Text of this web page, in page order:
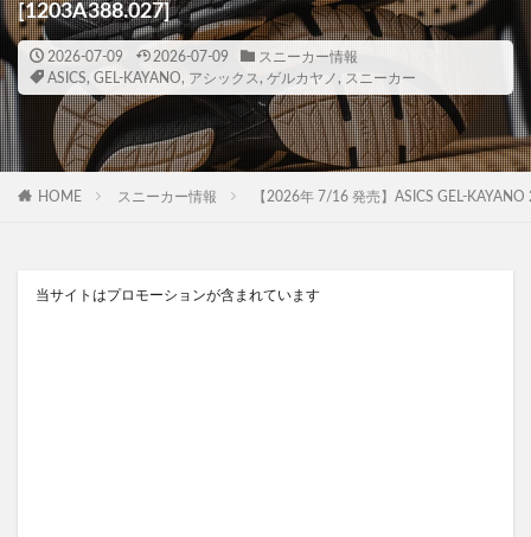
[1203A388.027]
2026-07-09 2026-07-09
スニーカー情報
ASICS, GEL-KAYANO, アシックス, ゲルカヤノ , スニーカー
HOME スニーカー情報 【2026年 7/16 発売】ASICS GEL-
当サイトはプロモーションが含まれています